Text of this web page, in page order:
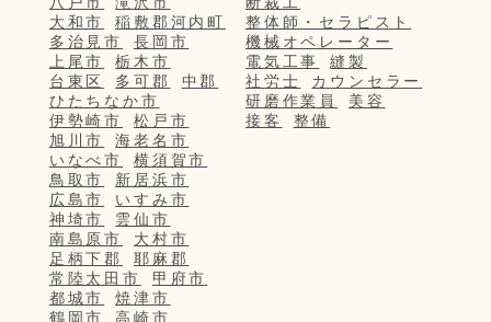
大和市
稲敷郡河内町
多治見市
長岡市
上尾市
栃木市
台東区
多可郡
中郡
ひたちなか市
伊勢崎市
松戸市
旭川市
海老名市
いなべ市
横須賀市
鳥取市
新居浜市
広島市
いすみ市
神埼市
雲仙市
南島原市
大村市
足柄下郡
耶麻郡
常陸太田市
甲府市
都城市
焼津市
鶴岡市
高崎市
整体師・セラピスト
機械オペレーター
電気工事
縫製
社労士
カウンセラー
研磨作業員
美容
接客
整備